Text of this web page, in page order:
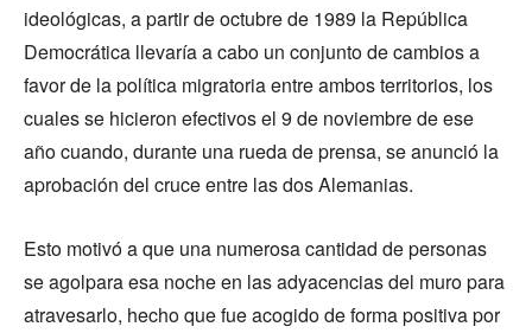
ideológicas, a partir de octubre de 1989 la República
Democrática llevaría a cabo un conjunto de cambios a
favor de la política migratoria entre ambos territorios, los
cuales se hicieron efectivos el 9 de noviembre de ese
año cuando, durante una rueda de prensa, se anunció la
aprobación del cruce entre las dos Alemanias.
Esto motivó a que una numerosa cantidad de personas
se agolpara esa noche en las adyacencias del muro para
atravesarlo, hecho que fue acogido de forma positiva por